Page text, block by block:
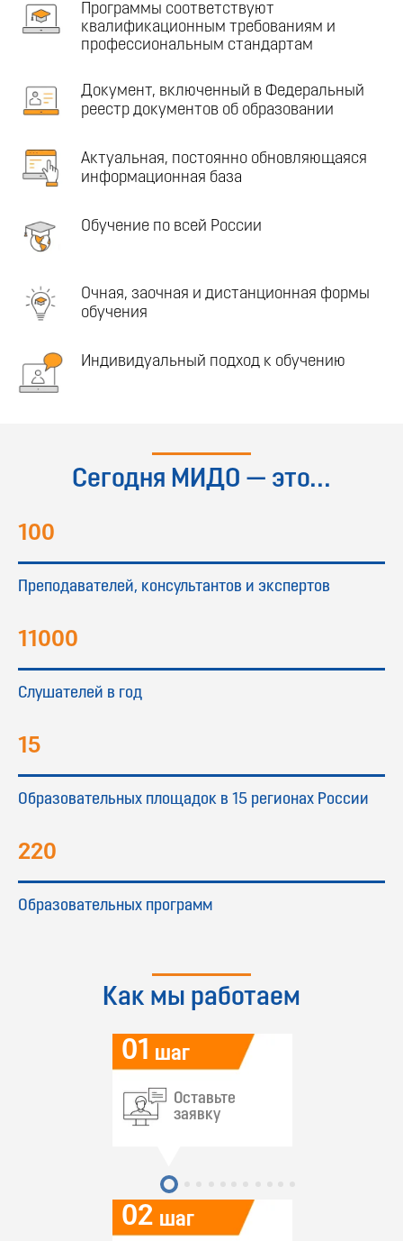
Программы соответствуют
квалификационным требованиям и
профессиональным стандартам
Документ, включенный в Федеральный
реестр документов об образовании
Актуальная, постоянно обновляющаяся
информационная база
Обучение по всей России
Очная, заочная и дистанционная формы
обучения
Индивидуальный подход к обучению
Сегодня МИДО — это...
100
Преподавателей, консультантов и экспертов
11000
Слушателей в год
15
Образовательных площадок в 15 регионах России
220
Образовательных программ
Как мы работаем
02
01
Оставьте
заявку
шаг
шаг